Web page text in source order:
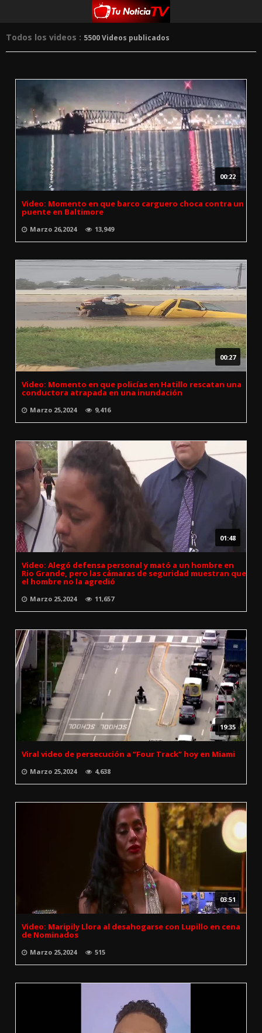
Todos los videos : 5500 Videos publicados
00:22
Video: Momento en que barco carguero choca contra un
puente en Baltimore
Marzo 26,2024 13,949
00:27
Video: Momento en que policías en Hatillo rescatan una
conductora atrapada en una inundación
Marzo 25,2024 9,416
01:48
Video: Alegó defensa personal y mató a un hombre en
Rio Grande, pero las cámaras de seguridad muestran que
el hombre no la agredió
Marzo 25,2024 11,657
19:35
Viral video de persecución a “Four Track” hoy en Miami
Marzo 25,2024 4,638
03:51
Video: Maripily Llora al desahogarse con Lupillo en cena
de Nominados
Marzo 25,2024 515